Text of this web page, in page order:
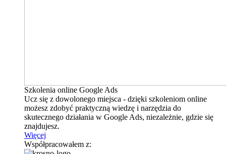
Szkolenia online Google Ads
Ucz się z dowolonego miejsca - dzięki szkoleniom online
możesz zdobyć praktyczną wiedzę i narzędzia do
skutecznego działania w Google Ads, niezależnie, gdzie się
znajdujesz.
Więcej
Współpracowałem z: